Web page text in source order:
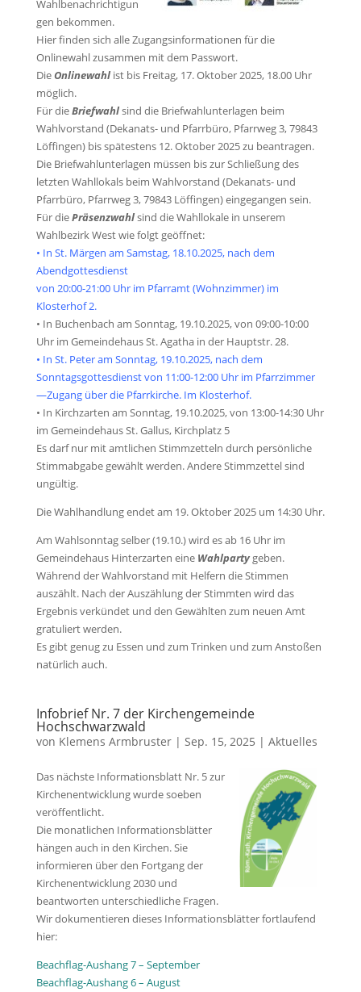
Wahlbenachrichtigun
gen bekommen.
Hier finden sich alle Zugangsinformationen für die
Onlinewahl zusammen mit dem Passwort.
DieOnlinewahl ist bis Freitag, 17. Oktober 2025, 18.00 Uhr
möglich.
Für dieBriefwahlsind die Briefwahlunterlagen beim
Wahlvorstand (Dekanats- und Pfarrbüro, Pfarrweg 3, 79843
Löffingen) bis spätestens 12. Oktober 2025 zu beantragen.
Die Briefwahlunterlagen müssen bis zur Schließung des
letzten Wahllokals beim Wahlvorstand (Dekanats- und
Pfarrbüro, Pfarrweg 3, 79843 Löffingen) eingegangen sein.
Für diePräsenzwahlsind die Wahllokale in unserem
Wahlbezirk West wie folgt geöffnet:
• In St. Märgen am Samstag, 18.10.2025, nach dem
Abendgottesdienst
von 20:00-21:00 Uhr im Pfarramt (Wohnzimmer) im
Klosterhof 2.
• In Buchenbach am Sonntag, 19.10.2025, von 09:00-10:00
Uhr im Gemeindehaus St. Agatha in der Hauptstr. 28.
• In St. Peter am Sonntag, 19.10.2025, nach dem
Sonntagsgottesdienst von 11:00-12:00 Uhr im Pfarrzimmer
—Zugang über die Pfarrkirche. Im Klosterhof.
• In Kirchzarten am Sonntag, 19.10.2025, von 13:00-14:30 Uhr
im Gemeindehaus St. Gallus, Kirchplatz 5
Es darf nur mit amtlichen Stimmzetteln durch persönliche
Stimmabgabe gewählt werden. Andere Stimmzettel sind
ungültig.
Die Wahlhandlung endet am 19. Oktober 2025 um 14:30 Uhr.
Am Wahlsonntag selber (19.10.) wird es ab 16 Uhr im
Gemeindehaus Hinterzarten eine Wahlparty geben.
Während der Wahlvorstand mit Helfern die Stimmen
auszählt. Nach der Auszählung der Stimmten wird das
Ergebnis verkündet und den Gewählten zum neuen Amt
gratuliert werden.
Es gibt genug zu Essen und zum Trinken und zum Anstoßen
natürlich auch.
Infobrief Nr. 7 der Kirchengemeinde
Hochschwarzwald
von Klemens Armbruster| Sep. 15, 2025 | Aktuelles
Das nächste Informationsblatt Nr. 5 zur
Kirchenentwicklung wurde soeben
veröffentlicht.
Die monatlichen Informationsblätter
hängen auch in den Kirchen. Sie
informieren über den Fortgang der
Kirchenentwicklung 2030 und
beantworten unterschiedliche Fragen.
Wir dokumentieren dieses Informationsblätter fortlaufend
hier:
Beachflag-Aushang 7 – September
Beachflag-Aushang 6 – August